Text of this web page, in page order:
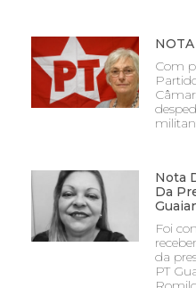
Com
Nota
Da
Foi
da
PT